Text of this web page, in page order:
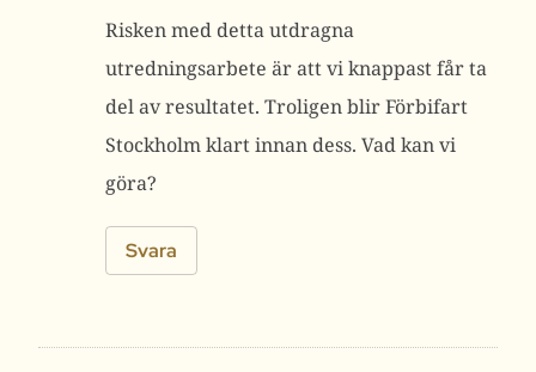
Risken med detta utdragna
utredningsarbete är att vi knappast får ta
del av resultatet. Troligen blir Förbifart
Stockholm klart innan dess. Vad kan vi
göra?
Svara